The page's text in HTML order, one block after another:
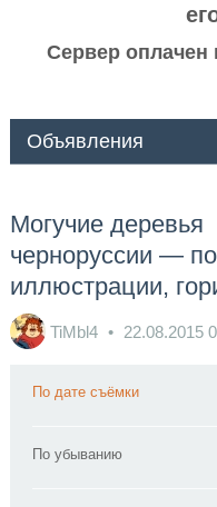
Сервер оплачен
Объявления
Могучие деревья
черноруссии —
иллюстрации,
TiMbl4 22.08.2015
По дате съёмки
По убыванию